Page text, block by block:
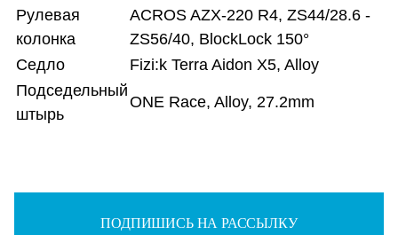
Рулевая
колонка
ACROS AZX-220 R4, ZS44/28.6 -
ZS56/40, BlockLock 150°
Седло
Fizi:k Terra Aidon X5, Alloy
Подседельный
штырь
ONE Race, Alloy, 27.2mm
ПОДПИШИСЬ НА РАССЫЛКУ